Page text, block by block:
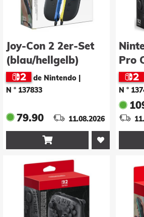
Joy-Con 2 2er-Set
(blau/hellgelb)
de Nintendo
N ° 137833
79.90 11.08.2026

Pro
N °